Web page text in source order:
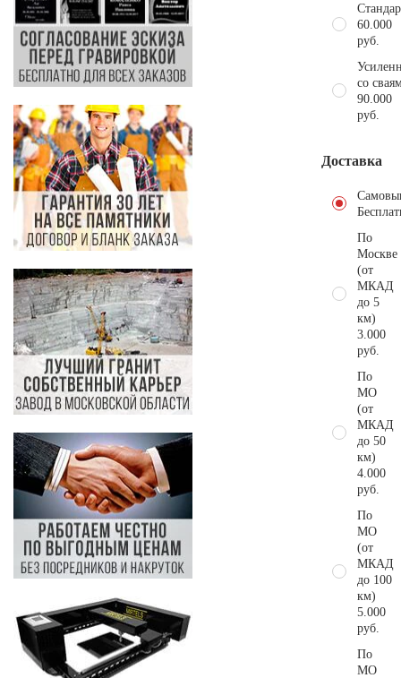
60.000
руб.
со
90.000
руб.
Доставка
По
Москве
(от
МКАД
до 5
км)
3.000
руб.
По
МО
(от
МКАД
до 50
км)
4.000
руб.
По
МО
(от
МКАД
до 100
км)
5.000
руб.
По
МО